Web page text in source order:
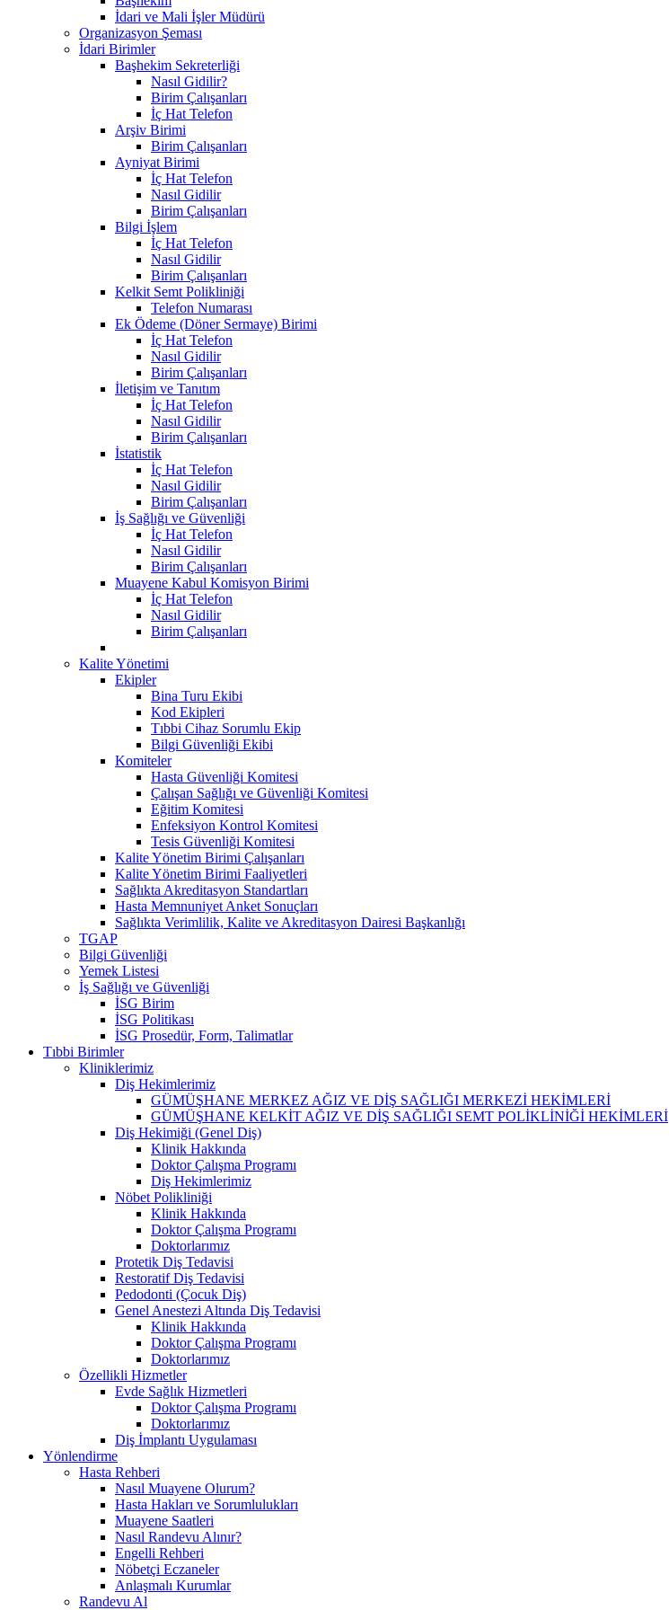
İdari ve Mali İşler Müdürü
Organizasyon Şeması
İdari Birimler
Başhekim Sekreterliği
Nasıl Gidilir?
Birim Çalışanları
İç Hat Telefon
Arşiv Birimi
Birim Çalışanları
Ayniyat Birimi
İç Hat Telefon
Nasıl Gidilir
Birim Çalışanları
Bilgi İşlem
İç Hat Telefon
Nasıl Gidilir
Birim Çalışanları
Kelkit Semt Polikliniği
Telefon Numarası
Ek Ödeme (Döner Sermaye) Birimi
İç Hat Telefon
Nasıl Gidilir
Birim Çalışanları
İletişim ve Tanıtım
İç Hat Telefon
Nasıl Gidilir
Birim Çalışanları
İstatistik
İç Hat Telefon
Nasıl Gidilir
Birim Çalışanları
İş Sağlığı ve Güvenliği
İç Hat Telefon
Nasıl Gidilir
Birim Çalışanları
Muayene Kabul Komisyon Birimi
İç Hat Telefon
Nasıl Gidilir
Birim Çalışanları
Kalite Yönetimi
Ekipler
Bina Turu Ekibi
Kod Ekipleri
Tıbbi Cihaz Sorumlu Ekip
Bilgi Güvenliği Ekibi
Komiteler
Hasta Güvenliği Komitesi
Çalışan Sağlığı ve Güvenliği Komitesi
Eğitim Komitesi
Enfeksiyon Kontrol Komitesi
Tesis Güvenliği Komitesi
Kalite Yönetim Birimi Çalışanları
Kalite Yönetim Birimi Faaliyetleri
Sağlıkta Akreditasyon Standartları
Hasta Memnuniyet Anket Sonuçları
Sağlıkta Verimlilik, Kalite ve Akreditasyon Dairesi Başkanlığı
TGAP
Bilgi Güvenliği
Yemek Listesi
İş Sağlığı ve Güvenliği
İSG Birim
İSG Politikası
İSG Prosedür, Form, Talimatlar
Tıbbi Birimler
Kliniklerimiz
Diş Hekimlerimiz
GÜMÜŞHANE MERKEZ AĞIZ VE DİŞ SAĞLIĞI MERKEZİ HEKİMLERİ
GÜMÜŞHANE KELKİT AĞIZ VE DİŞ SAĞLIĞI SEMT POLİKLİNİĞİ HEKİMLERİ
Diş Hekimiği (Genel Diş)
Klinik Hakkında
Doktor Çalışma Programı
Diş Hekimlerimiz
Nöbet Polikliniği
Klinik Hakkında
Doktor Çalışma Programı
Doktorlarımız
Protetik Diş Tedavisi
Restoratif Diş Tedavisi
Pedodonti (Çocuk Diş)
Genel Anestezi Altında Diş Tedavisi
Klinik Hakkında
Doktor Çalışma Programı
Doktorlarımız
Özellikli Hizmetler
Evde Sağlık Hizmetleri
Doktor Çalışma Programı
Doktorlarımız
Diş İmplantı Uygulaması
Yönlendirme
Hasta Rehberi
Nasıl Muayene Olurum?
Hasta Hakları ve Sorumlulukları
Muayene Saatleri
Nasıl Randevu Alınır?
Engelli Rehberi
Nöbetçi Eczaneler
Anlaşmalı Kurumlar
Randevu Al